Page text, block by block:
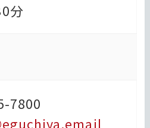
分
7800